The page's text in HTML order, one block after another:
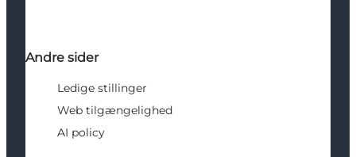
Andre sider
Ledige stillinger
Web tilgængelighed
AI policy